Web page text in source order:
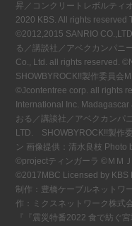
昇／コンクリートレボルテ
2020 KBS. All rights
©2012,2015 SANRIO
る／講談社／アベクカンパニ
Co., Ltd. all rights reserved.
SHOWBYROCK!!製作委員会
©Jcontentree corp. all rights
International Inc.
おる／講談社／アベクカン
LTD. SHOWBYROCK!!製作
ン 画像提供：清水良枝 Photo
©projectティンガーラ ©ＭＭ
©2017MBC Licensed by KBS
制作：豊橋ケーブルネットワ
作：ミクスネットワーク株式
『『震災特番2022 食で紡ぐ